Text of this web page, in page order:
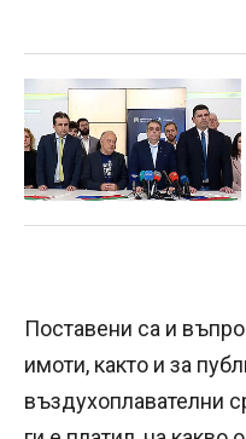
Поставени са и
имоти, както и за
въздухоплавателни